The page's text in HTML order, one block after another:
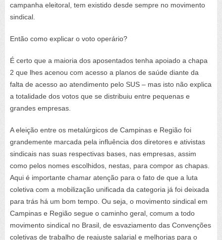
campanha eleitoral, tem existido desde sempre no movimento
sindical.
Então como explicar o voto operário?
É certo que a maioria dos aposentados tenha apoiado a chapa
2 que lhes acenou com acesso a planos de saúde diante da
falta de acesso ao atendimento pelo SUS – mas isto não explica
a totalidade dos votos que se distribuiu entre pequenas e
grandes empresas.
A eleição entre os metalúrgicos de Campinas e Região foi
grandemente marcada pela influência dos diretores e ativistas
sindicais nas suas respectivas bases, nas empresas, assim
como pelos nomes escolhidos, nestas, para compor as chapas.
Aqui é importante chamar atenção para o fato de que a luta
coletiva com a mobilização unificada da categoria já foi deixada
para trás há um bom tempo. Ou seja, o movimento sindical em
Campinas e Região segue o caminho geral, comum a todo
movimento sindical no Brasil, de esvaziamento das Convenções
coletivas de trabalho de reajuste salarial e melhorias para o